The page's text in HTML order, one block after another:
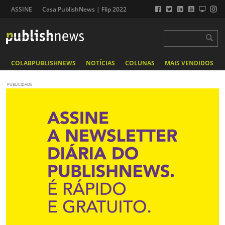
ASSINE Casa PublishNews | Flip 2022
COLABPUBLISHNEWS NOTÍCIAS COLUNAS MAIS VENDIDOS
PUBLICIDADE